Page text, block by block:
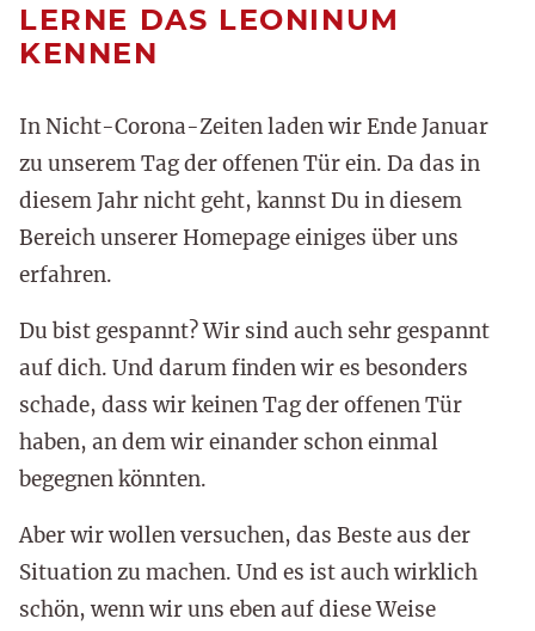
LERNE DAS LEONINUM
KENNEN
In Nicht-Corona-Zeiten laden wir Ende Januar
zu unserem Tag der offenen Tür ein. Da das in
diesem Jahr nicht geht, kannst Du in diesem
Bereich unserer Homepage einiges über uns
erfahren.
Du bist gespannt? Wir sind auch sehr gespannt
auf dich. Und darum finden wir es besonders
schade, dass wir keinen Tag der offenen Tür
haben, an dem wir einander schon einmal
begegnen könnten.
Aber wir wollen versuchen, das Beste aus der
Situation zu machen. Und es ist auch wirklich
schön, wenn wir uns eben auf diese Weise